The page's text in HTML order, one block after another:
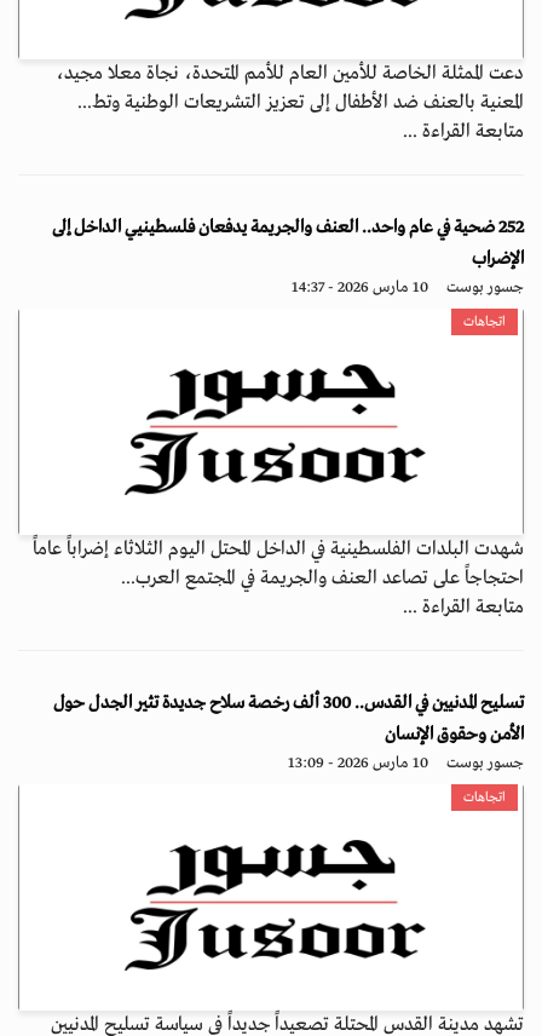
دعت الممثلة الخاصة للأمين العام للأمم المتحدة، نجاة معلا مجيد،
المعنية بالعنف ضد الأطفال إلى تعزيز التشريعات الوطنية وتط...
متابعة القراءة ...
252 ضحية في عام واحد.. العنف والجريمة يدفعان فلسطينيي الداخل إلى
الإضراب
جسور بوست 10 مارس 2026 - 14:37
اتجاهات
شهدت البلدات الفلسطينية في الداخل المحتل اليوم الثلاثاء إضراباً عاماً
احتجاجاً على تصاعد العنف والجريمة في المجتمع العرب...
متابعة القراءة ...
تسليح المدنيين في القدس.. 300 ألف رخصة سلاح جديدة تثير الجدل حول
الأمن وحقوق الإنسان
جسور بوست 10 مارس 2026 - 13:09
اتجاهات
تشهد مدينة القدس المحتلة تصعيداً جديداً في سياسة تسليح المدنيين